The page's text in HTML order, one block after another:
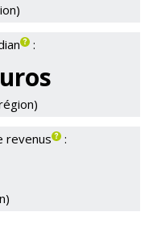
:
revenus :